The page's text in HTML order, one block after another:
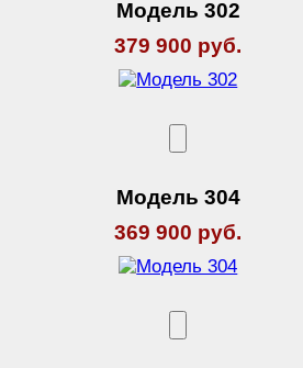
Модель 302
379 900 руб.
Модель 304
369 900 руб.